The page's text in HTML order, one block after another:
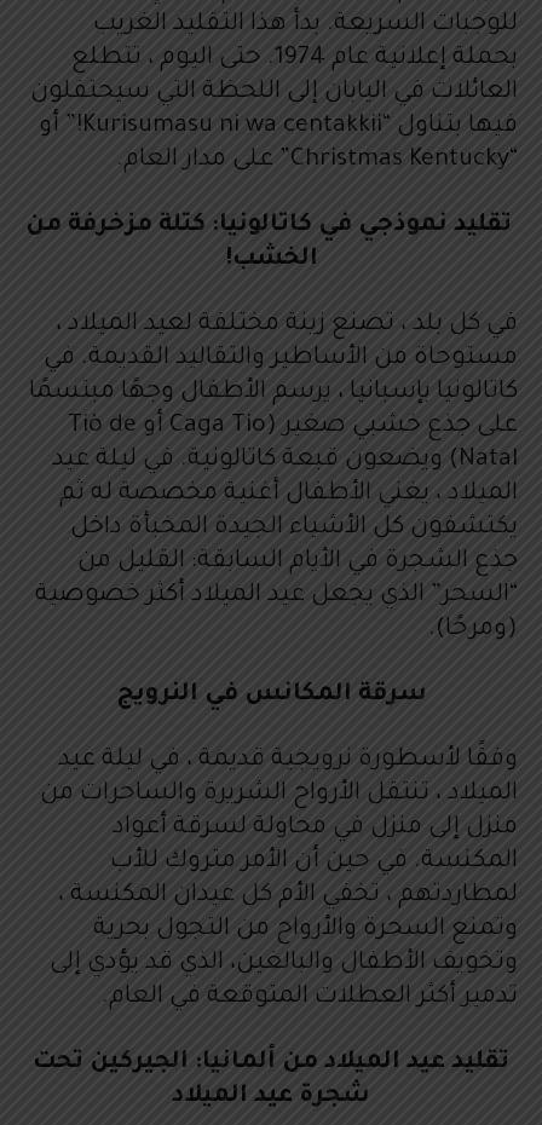
للوجبات السريعة. بدأ هذا التقليد الغريب
بحملة إعلانية عام 1974. حتى اليوم ، تتطلع
العائلات في اليابان إلى اللحظة التي سيحتفلون
فيها بتناول “Kurisumasu ni wa centakkii!” أو
“Christmas Kentucky” على مدار العام.
تقليد نموذجي في كاتالونيا: كتلة مزخرفة من
الخشب!
في كل بلد ، تصنع زينة مختلفة لعيد الميلاد ،
مستوحاة من الأساطير والتقاليد القديمة. في
كاتالونيا بإسبانيا ، يرسم الأطفال وجهًا مبتسمًا
على جذع خشبي صغير (Caga Tio أو Tiò de
Natal) ويضعون قبعة كاتالونية. في ليلة عيد
الميلاد ، يغني الأطفال أغنية مخصصة له ثم
يكتشفون كل الأشياء الجيدة المخبأة داخل
جذع الشجرة في الأيام السابقة: القليل من
“السحر” الذي يجعل عيد الميلاد أكثر خصوصية
(ومرحًا).
سرقة المكانس في النرويج
وفقًا لأسطورة نرويجية قديمة ، في ليلة عيد
الميلاد ، تنتقل الأرواح الشريرة والساحرات من
منزل إلى منزل في محاولة لسرقة أعواد
المكنسة. في حين أن الأمر متروك للأب
لمطاردتهم ، تخفي الأم كل عيدان المكنسة ،
وتمنع السحرة والأرواح من التجول بحرية
وتخويف الأطفال والبالغين، الذي قد يؤدي إلى
تدمير أكثر العطلات المتوقعة في العام.
تقليد عيد الميلاد من ألمانيا: الجيركين تحت
شجرة عيد الميلاد